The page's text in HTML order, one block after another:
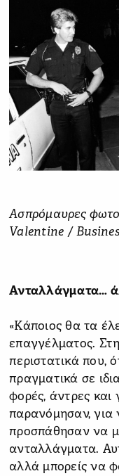
Ασπρόμαυρες
Valentine /
Ανταλλάγματα…
«Κάποιος θα τα
επαγγέλματος.
περιστατικά που,
πραγματικά σε
φορές, άντρες και
παρανόμησαν, για
προσπάθησαν να
ανταλλάγματα.
αλλά μπορείς να